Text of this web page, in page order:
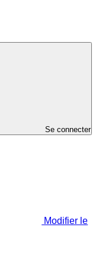
Se connecter
Modifier le